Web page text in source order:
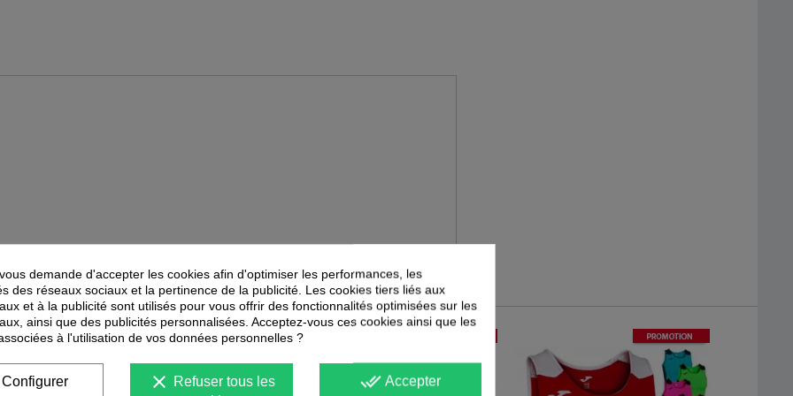
ÉGALEMENT VOUS INTÉRESSER
-40 % PROMOTION PROMOTION
-40%
demande d'accepter les cookies afin d'optimiser les performances, les
des réseaux sociaux et la pertinence de la publicité. Les cookies tiers liés aux
et à la publicité sont utilisés pour vous offrir des fonctionnalités optimisées sur les
ainsi que des publicités personnalisées. Acceptez-vous ces cookies ainsi que les
à l'utilisation de vos données personnelles ?
done_all Accepter
clear Refuser tous les
Configurer